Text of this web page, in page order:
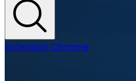
Extension Chrome